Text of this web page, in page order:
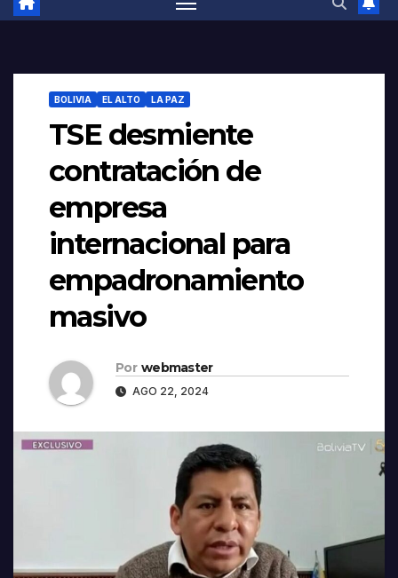
BOLIVIA EL ALTO LA PAZ
TSE desmiente
contratación de
empresa
internacional para
empadronamiento
masivo
Por webmaster
AGO 22, 2024